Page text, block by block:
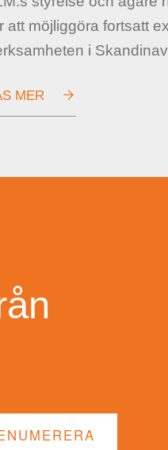
att möjliggöra fortsatt
i
MER